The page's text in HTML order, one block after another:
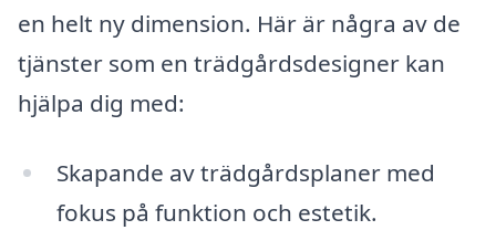
en helt ny dimension. Här är några av de
tjänster som en trädgårdsdesigner kan
hjälpa dig med:
Skapande av trädgårdsplaner med
fokus på funktion och estetik.